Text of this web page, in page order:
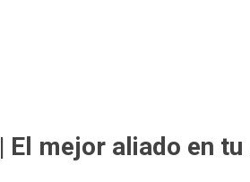
| El mejor aliado en tu